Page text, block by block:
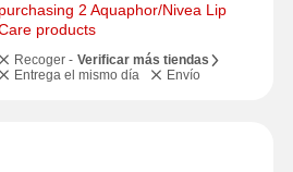
purchasing 2 Aquaphor/Nivea Lip
products
Recoger - Verificar más tiendas
Entrega el mismo día
Envío